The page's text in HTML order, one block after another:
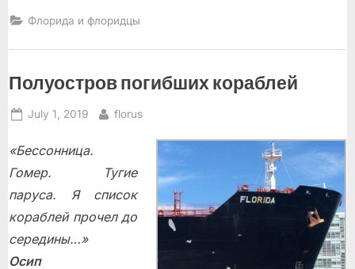
Флорида и флоридцы
Полуостров погибших кораблей
Posted
July 1, 2019 By
florus
«Бессонница.
Гомер. Тугие
паруса. Я список
кораблей прочел до
середины…»
Осип